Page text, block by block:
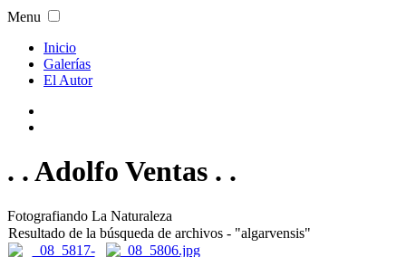
Menu
Inicio
Galerías
El Autor
. . Adolfo Ventas . .
Fotografiando La Naturaleza
Resultado de la búsqueda de archivos - "algarvensis"